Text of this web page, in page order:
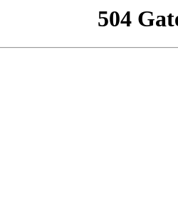
504